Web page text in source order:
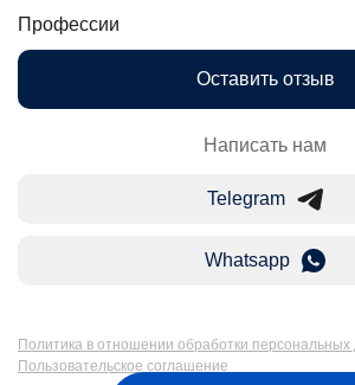
Профессии
Оставить отзыв
Написать нам
Telegram
Whatsapp
Политика в отношении обработки
Пользовательское соглашение